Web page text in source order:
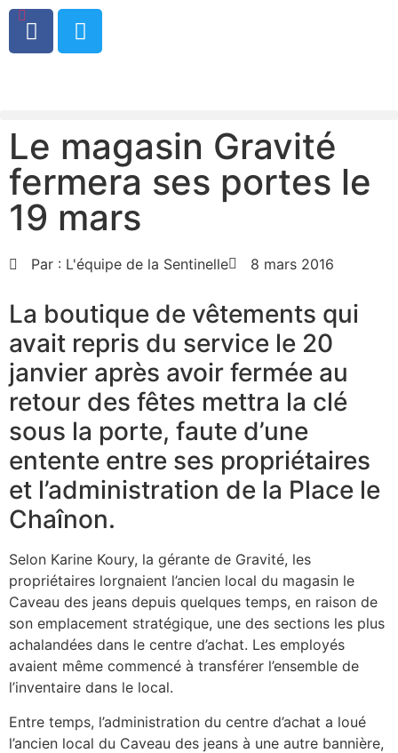
0
Le magasin Gravité
fermera ses portes le
19 mars
Par : L'équipe de la Sentinelle 8 mars 2016
La boutique de vêtements qui
avait repris du service le 20
janvier après avoir fermée au
retour des fêtes mettra la clé
sous la porte, faute d’une
entente entre ses propriétaires
et l’administration de la Place le
Chaînon.
Selon Karine Koury, la gérante de Gravité, les
propriétaires lorgnaient l’ancien local du magasin le
Caveau des jeans depuis quelques temps, en raison de
son emplacement stratégique, une des sections les plus
achalandées dans le centre d’achat. Les employés
avaient même commencé à transférer l’ensemble de
l’inventaire dans le local.
Entre temps, l’administration du centre d’achat a loué
l’ancien local du Caveau des jeans à une autre bannière,